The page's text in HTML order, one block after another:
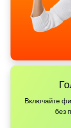
Включайте
без